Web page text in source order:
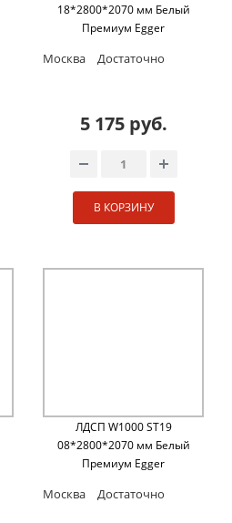
18*2800*2070 мм Белый
Премиум Egger
Москва Достаточно
5 175 руб.
В КОРЗИНУ
ЛДСП W1000 ST19
08*2800*2070 мм Белый
Премиум Egger
Москва Достаточно